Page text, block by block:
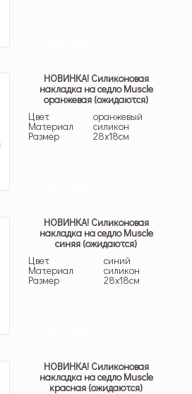
НОВИНКА! Силиконовая
накладка на седло Muscle
оранжевая (ожидаются)
Цвет
оранжевый
Материал силикон
Размер 28х18см
НОВИНКА! Силиконовая
накладка на седло Muscle
синяя (ожидаются)
Цвет
синий
Материал силикон
Размер 28х18см
НОВИНКА! Силиконовая
накладка на седло Muscle
красная (ожидаются)